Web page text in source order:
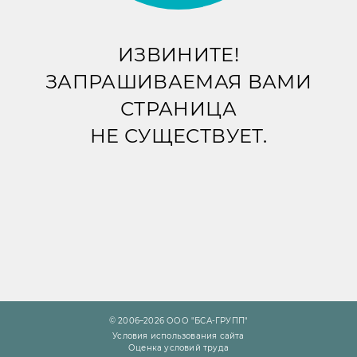
ИЗВИНИТЕ!
ЗАПРАШИВАЕМАЯ ВАМИ
СТРАНИЦА
НЕ СУЩЕСТВУЕТ.
© 2006–2026 ООО "БСА-ГРУПП"
Условия использования сайта
Оценка условий труда